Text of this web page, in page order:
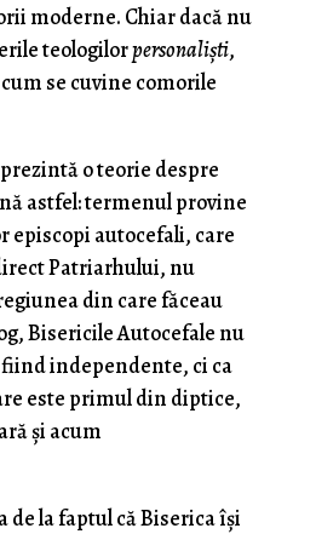
moderne. Chiar dacă nu
teologilorpersonaliști,
se cuvine comorile
o teorie despre
astfel: termenul provine
episcopi autocefali, care
Patriarhului, nu
din care făceau
Bisericile Autocefale nu
independente, ci ca
este primul din diptice,
și acum
de la faptul că Biserica își